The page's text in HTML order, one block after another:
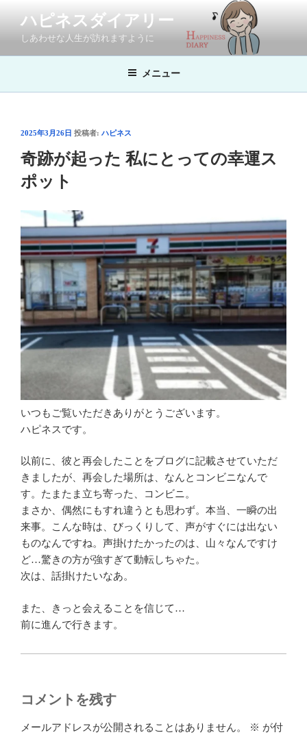
ン
へ
ハピネスダイアリー
しあわせな人生が訪れますように
メニュー
投
日:
2025年3月26日 投稿者: ハピネス
奇跡が起った 私にとっての幸運ス
ポット
いつもご覧いただきありがとうございます。
ハピネスです。
以前に、彼と再会したことをブログに記載させていただ
きましたが、再会した場所は、なんとコンビニなんで
す。たまたま立ち寄った、コンビニ。
まさか、偶然にもすれ違うとも思わず。本当、一瞬の出
来事。こんな時は、びっくりして、声がすぐには出ない
ものなんですね。声掛けたかったのは、山々なんですけ
ど…驚きの方が強すぎて動転しちゃた。
次は、話掛けたいなあ。
また、きっと会えることを信じて…
前に進んで行きます。
コメントを残す
メールアドレスが公開されることはありません。 ※ が付